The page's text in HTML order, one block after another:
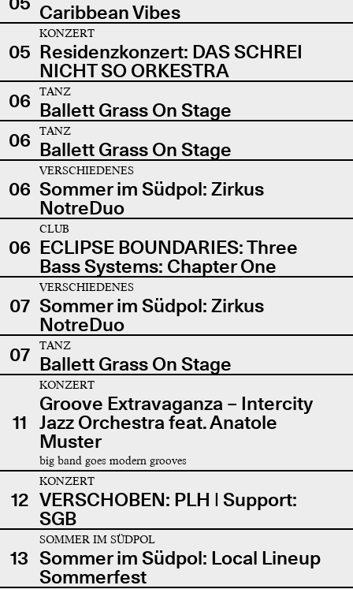
Caribbean Vibes
05
KONZERT
Residenzkonzert: DAS SCHREI
NICHT SO ORKESTRA
06
TANZ
Ballett Grass On Stage
06
TANZ
Ballett Grass On Stage
06
VERSCHIEDENES
Sommer im Südpol: Zirkus
NotreDuo
06
CLUB
ECLIPSE BOUNDARIES: Three
Bass Systems: Chapter One
07
VERSCHIEDENES
Sommer im Südpol: Zirkus
NotreDuo
07
TANZ
Ballett Grass On Stage
11
KONZERT
Groove Extravaganza – Intercity
Jazz Orchestra feat. Anatole
Muster
big band goes modern grooves
12
KONZERT
VERSCHOBEN: PLH | Support:
SGB
13
SOMMER IM SÜDPOL
Sommer im Südpol: Local Lineup
Sommerfest